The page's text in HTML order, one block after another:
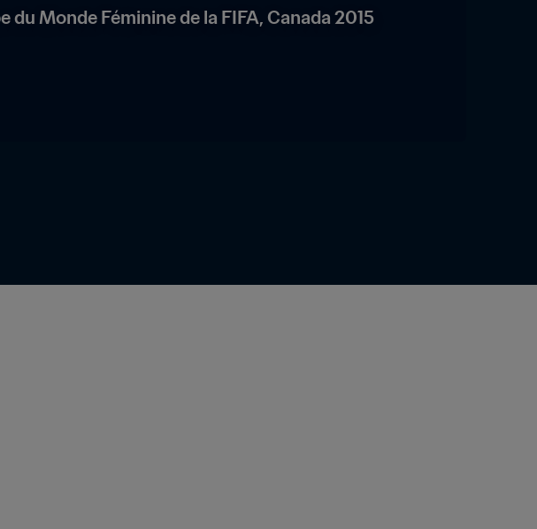
Monde Féminine de la FIFA, Canada 2015